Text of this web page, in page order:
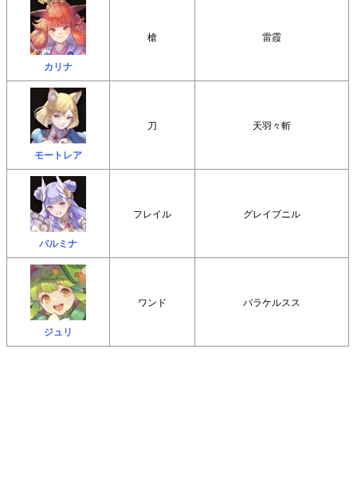
カリナ
槍 雷霞
モートレア
刀 天羽々斬
パルミナ
フレイル グレイプニル
ジュリ
ワンド バラケルスス